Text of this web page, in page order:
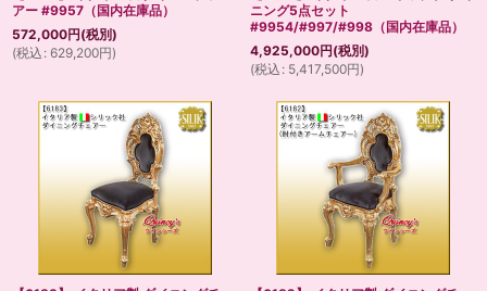
アー #9957（国内在庫品）
572,000円(税別)
(税込 : 629,200円)
ニング5点セット
#9954/#997/#998（国内在庫品）
4,925,000円(税別)
(税込 : 5,417,500円)